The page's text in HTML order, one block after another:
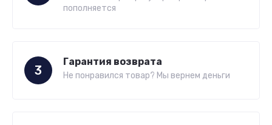
пополняется
3
Гарантия возврата
Не понравился товар? Мы вернем деньги